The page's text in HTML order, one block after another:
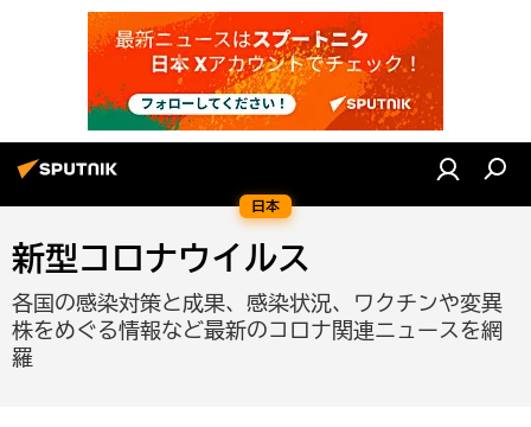
日本
新型コロナウイルス
各国の感染対策と成果、感染状況、ワクチンや変異
株をめぐる情報など最新のコロナ関連ニュースを網
羅